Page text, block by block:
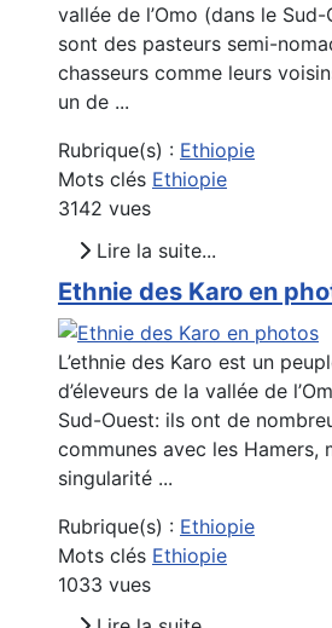
vallée de l’Omo (dans le
sont des pasteurs semi-
chasseurs comme leurs
un de ...
Rubrique(s) : Ethiopie
Mots clés Ethiopie
3142 vues
Lire la suite...
Ethnie des Karo en
L’ethnie des Karo est un
d’éleveurs de la vallée de
Sud-Ouest: ils ont de
communes avec les Hamers,
singularité ...
Rubrique(s) : Ethiopie
Mots clés Ethiopie
1033 vues